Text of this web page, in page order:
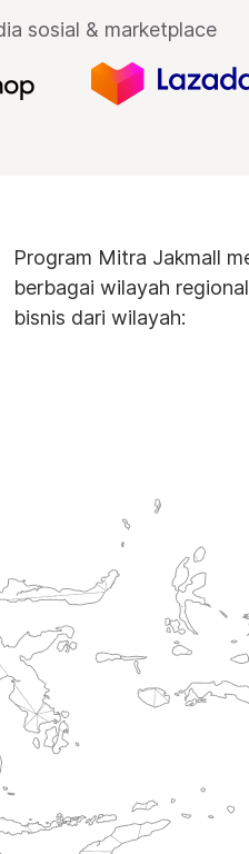
sosial & marketplace
Program Mitra Jakmall
berbagai wilayah
bisnis dari wilayah: